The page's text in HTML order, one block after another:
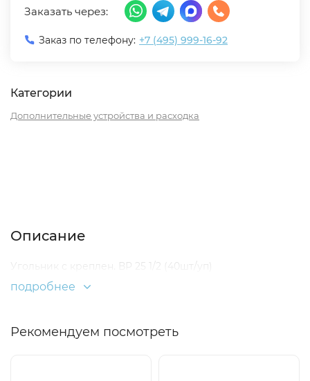
Заказать через:
Заказ по телефону: +7 (495) 999-16-92
Категории
Дополнительные устройства и расходка
Описание
Угольник с креплен. ВР 25 1/2 (40шт/уп)
подробнее
Рекомендуем посмотреть